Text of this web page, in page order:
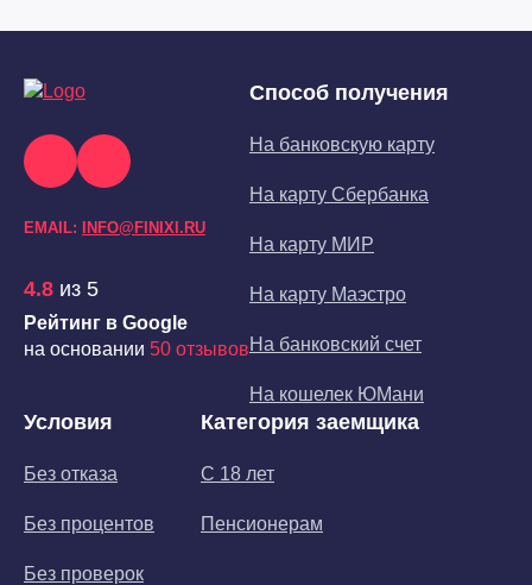
EMAIL: INFO@FINIXI.RU
4.8 из 5
Рейтинг в Google
на основании 50 отзывов
Способ получения
На банковскую карту
На карту Сбербанка
На карту МИР
На карту Маэстро
На банковский счет
На кошелек ЮМани
Условия
Без отказа
Без процентов
Без проверок
Категория заемщика
С 18 лет
Пенсионерам